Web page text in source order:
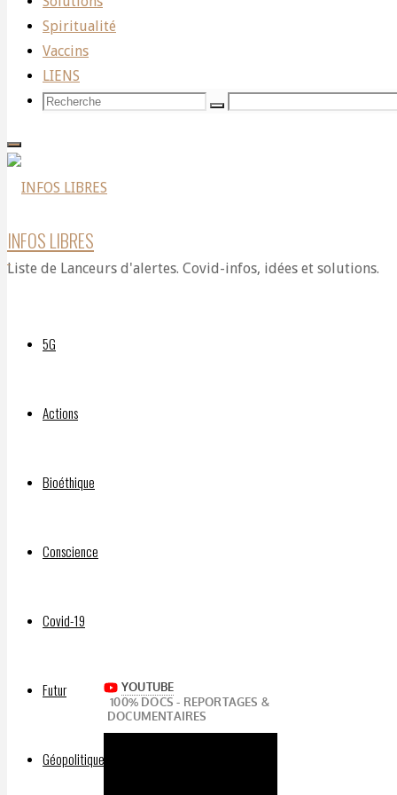
Spiritualité
Vaccins
LIENS
Recherche
Recherche
Recherche
INFOS LIBRES
Liste de Lanceurs d'alertes. Covid-infos, idées et solutions.
5G
Actions
Bioéthique
Conscience
Covid-19
Futur
Géopolitique
UN
DANGER
DE
SANTÉ